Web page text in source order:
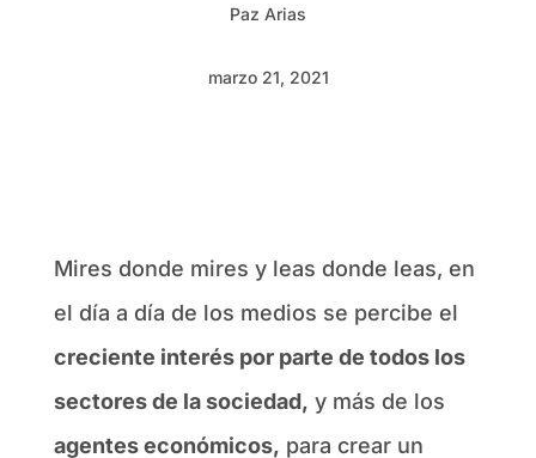
Paz Arias
marzo 21, 2021
Mires donde mires y leas donde leas, en
el día a día de los medios se percibe el
creciente interés por parte de todos los
sectores de la sociedad, y más de los
agentes económicos, para crear un